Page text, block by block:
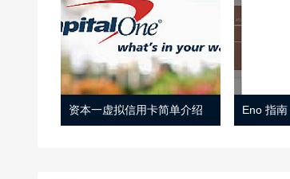
资本一虚拟信用卡简单介绍